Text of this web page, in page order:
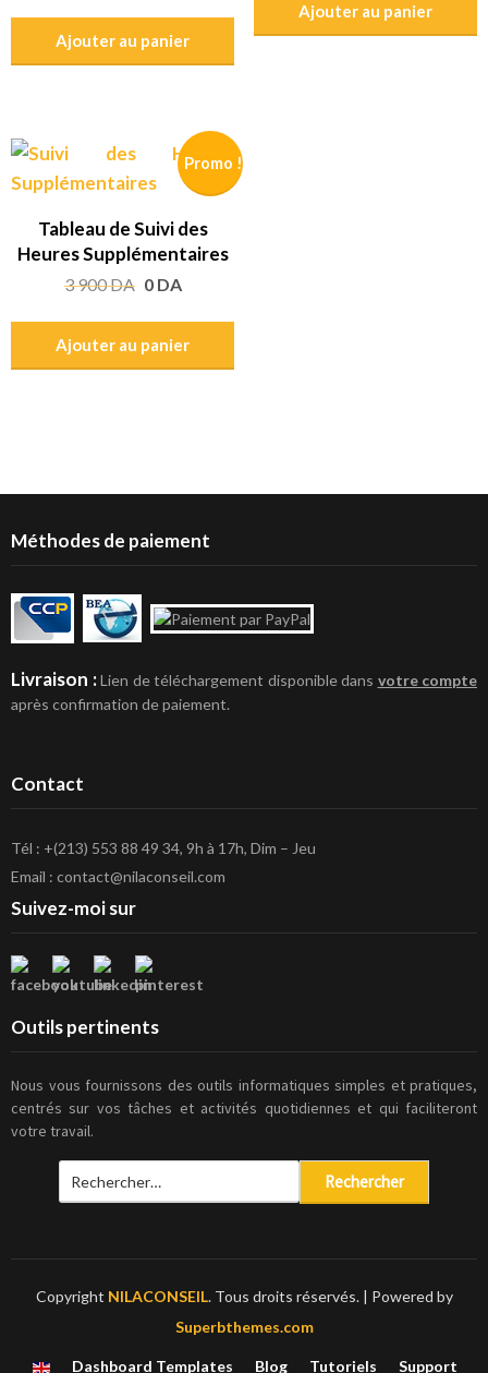
Ajouter au panier
Ajouter au panier
Promo !
Tableau de Suivi des
Heures Supplémentaires
3 900DA Le
était :
0DALe
est :
Ajouter au panier
Méthodes de paiement
Livraison :Lien de téléchargement disponible dans votre compte
après confirmation de paiement.
Contact
Tél : +(213) 553 88 49 34, 9h à 17h, Dim – Jeu
Email : contact@nilaconseil.com
Suivez-moi sur
Outils pertinents
Nous vous fournissons des outils informatiques simples et pratiques,
centrés sur vos tâches et activités quotidiennes et qui faciliteront
votre travail.
Copyright NILACONSEIL. Tous droits réservés. | Powered by
Superbthemes.com
Dashboard Templates Blog Tutoriels Support